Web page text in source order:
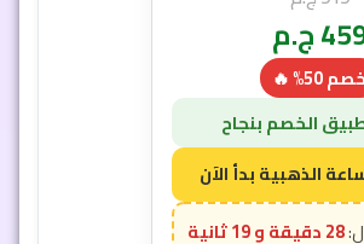
ج.م
خصم 50% 🔥
28 دقيقة و 16 ثانية